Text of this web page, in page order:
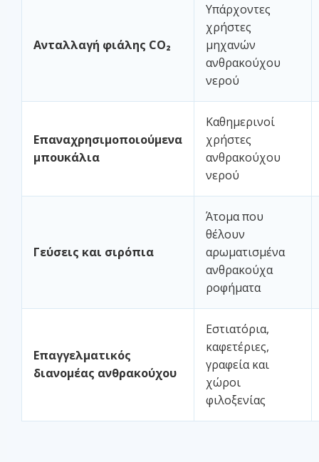
Ανταλλαγή φιάλης CO₂
Υπάρχοντες
χρήστες
μηχανών
ανθρακούχου
νερού
Επαναχρησιμοποιούμενα
μπουκάλια
Καθημερινοί
χρήστες
ανθρακούχου
νερού
Γεύσεις και σιρόπια
Άτομα που
θέλουν
αρωματισμένα
ανθρακούχα
ροφήματα
Επαγγελματικός
διανομέας ανθρακούχου
Εστιατόρια,
καφετέριες,
γραφεία και
χώροι
φιλοξενίας